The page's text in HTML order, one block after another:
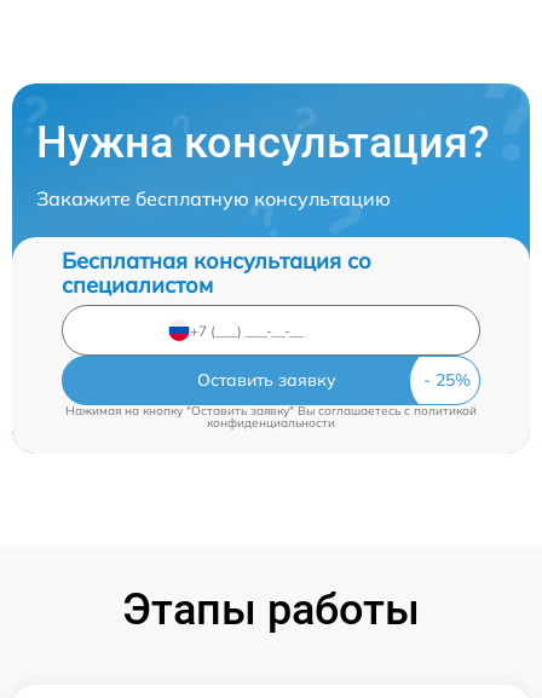
Нужна консультация?
Закажите бесплатную консультацию
Бесплатная консультация со
специалистом
Оставить заявку
Нажимая на кнопку "Оставить заявку" Вы соглашаетесь cполитикой
конфиденциальности
Этапы работы